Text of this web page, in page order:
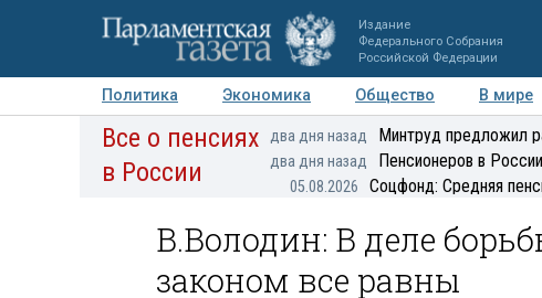
Издание
Федерального Собрания
Российской Федерации
Политика Экономика Общество В мире
Авторы Персоны Мнения Регионы
Все о пенсиях
в России
два дня назад Минтруд предложил
два дня назад Пенсионеров в
05.08.2026 Соцфонд: Средняя
В.Володин: В деле
законом все равны